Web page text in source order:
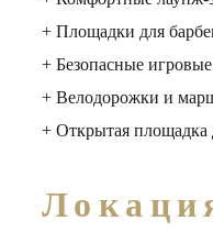
+ Площадки для
+ Безопасные
+ Велодорожки и
+ Открытая площадка